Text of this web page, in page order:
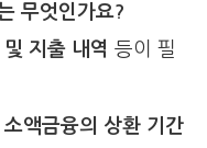
무엇인가요?
지출 내역 등이 필
액금융의 상환 기간